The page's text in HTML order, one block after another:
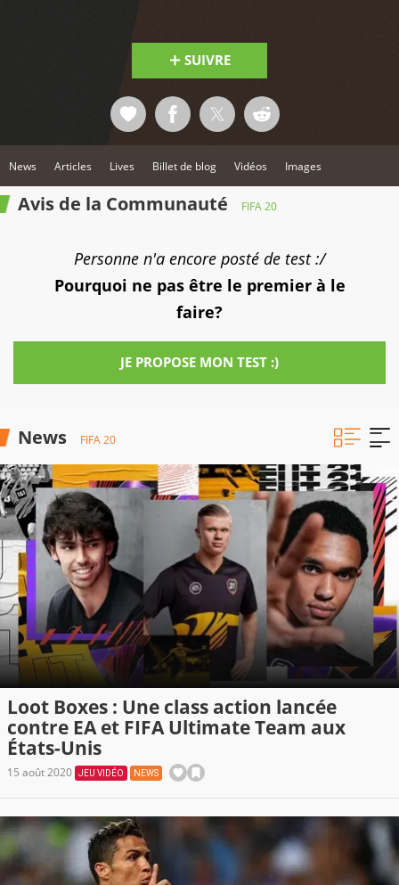
SUIVRE
News Articles Lives Billet de blog Vidéos Images
Avis de la Communauté FIFA 20
Personne n'a encore posté de test :/
Pourquoi ne pas être le premier à le
faire?
JE PROPOSE MON TEST :)
News FIFA 20
Loot Boxes : Une class action lancée
contre EA et FIFA Ultimate Team aux
États-Unis
15 août 2020 JEU VIDÉO NEWS